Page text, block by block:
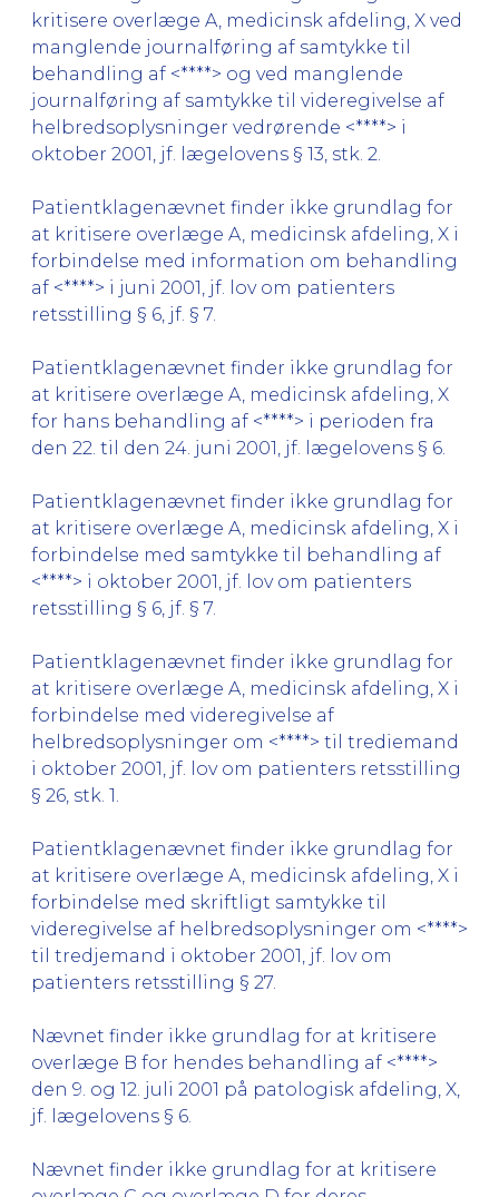
kritisere overlæge A, medicinsk afdeling, X ved
manglende journalføring af samtykke til
behandling af <****> og ved manglende
journalføring af samtykke til videregivelse af
helbredsoplysninger vedrørende <****> i
oktober 2001, jf. lægelovens § 13, stk. 2.
Patientklagenævnet finder ikke grundlag for
at kritisere overlæge A, medicinsk afdeling, X i
forbindelse med information om behandling
af <****> i juni 2001, jf. lov om patienters
retsstilling § 6, jf. § 7.
Patientklagenævnet finder ikke grundlag for
at kritisere overlæge A, medicinsk afdeling, X
for hans behandling af <****> i perioden fra
den 22. til den 24. juni 2001, jf. lægelovens § 6.
Patientklagenævnet finder ikke grundlag for
at kritisere overlæge A, medicinsk afdeling, X i
forbindelse med samtykke til behandling af
<****> i oktober 2001, jf. lov om patienters
retsstilling § 6, jf. § 7.
Patientklagenævnet finder ikke grundlag for
at kritisere overlæge A, medicinsk afdeling, X i
forbindelse med videregivelse af
helbredsoplysninger om <****> til trediemand
i oktober 2001, jf. lov om patienters retsstilling
§ 26, stk. 1.
Patientklagenævnet finder ikke grundlag for
at kritisere overlæge A, medicinsk afdeling, X i
forbindelse med skriftligt samtykke til
videregivelse af helbredsoplysninger om <****>
til tredjemand i oktober 2001, jf. lov om
patienters retsstilling § 27.
Nævnet finder ikke grundlag for at kritisere
overlæge B for hendes behandling af <****>
den 9. og 12. juli 2001 på patologisk afdeling, X,
jf. lægelovens § 6.
Nævnet finder ikke grundlag for at kritisere